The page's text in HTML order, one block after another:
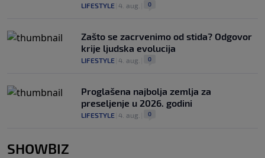
LIFESTYLE 4. aug. 0
Zašto se zacrvenimo od stida? Odgovor
krije ljudska evolucija
LIFESTYLE 4. aug. 0
Proglašena najbolja zemlja za
preseljenje u 2026. godini
LIFESTYLE 4. aug. 0
SHOWBIZ